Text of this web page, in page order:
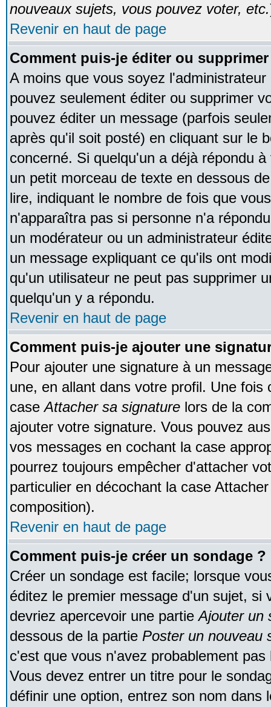
nouveaux sujets, vous pouvez voter, etc.
Revenir en haut de page
Comment puis-je éditer ou
A moins que vous soyez
pouvez seulement éditer ou supprimer
pouvez éditer un message (parfois
après qu'il soit posté) en cliquant sur le
concerné. Si quelqu'un a déjà répondu
un petit morceau de texte en dessous
lire, indiquant le nombre de fois que
n'apparaîtra pas si personne n'a
un modérateur ou un administrateur
un message expliquant ce qu'ils ont
qu'un utilisateur ne peut pas supprimer
quelqu'un y a répondu.
Revenir en haut de page
Comment puis-je ajouter une
Pour ajouter une signature à un
une, en allant dans votre profil. Une fois
caseAttacher sa signature lors de la
ajouter votre signature. Vous pouvez
vos messages en cochant la case
pourrez toujours empêcher d'attacher
particulier en décochant la case
composition).
Revenir en haut de page
Comment puis-je créer un sondage ?
Créer un sondage est facile; lorsque
éditez le premier message d'un sujet, si
devriez apercevoir une partieAjouter un
dessous de la partie Poster un nouveau
c'est que vous n'avez probablement
Vous devez entrer un titre pour le
définir une option, entrez son nom dans